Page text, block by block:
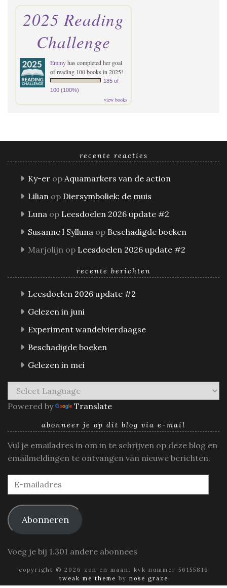
2025 Reading
Challenge
Emmyhas completed her goal
of reading 100 books in 2025!
185 of
100 (100%)
view books
recente reacties
Ky-er op Aquamarkers van de action
Lilian op Diersymboliek: de muis
Luna op Leesdoelen 2026 update #2
Susanne l Sylluna op Beschadigde boeken
Marjolijn op Leesdoelen 2026 update #2
recente berichten
Leesdoelen 2026 update #2
Gelezen in juni
Experiment wandelvierdaagse
Beschadigde boeken
Gelezen in mei
Powered by Translate
abonneer je op dit blog via e-mail
Vul je emailadres in om in te schrijven op deze blog en
emailmeldingen te ontvangen van nieuwe berichten.
E-
mailadres
Abonneren
Voeg je bij 1.301 andere abonnees
copyright © 2026 zon en maan. kvk nummer 56155816
tweak me theme by nose graze